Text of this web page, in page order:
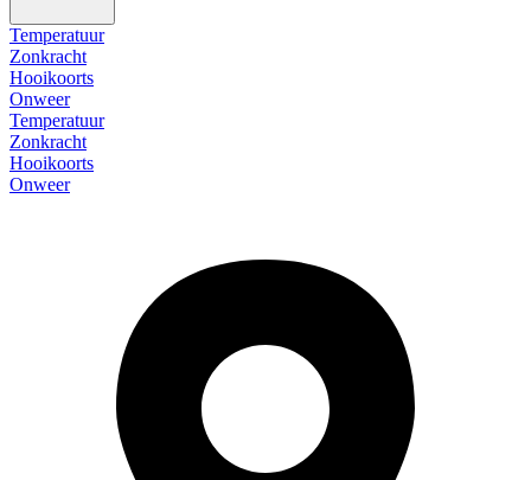
Temperatuur
Zonkracht
Hooikoorts
Onweer
Temperatuur
Zonkracht
Hooikoorts
Onweer